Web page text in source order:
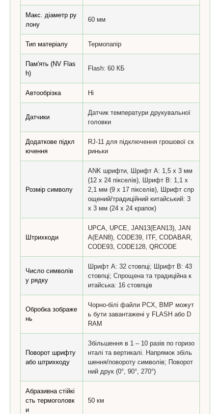
Макс. діаметр ру
лону
60 мм
Тип матеріалу Термопапір
Пам'ять (NV Flas
h)
Flash: 60 КБ
Автообрізка Ні
Датчики
Датчик температури друкувальної
головки
Додаткове підкл
ючення
RJ-11 для підключення грошової ск
риньки
Розмір символу
ANK шрифти, Шрифт A: 1,5 х 3 мм
(12 х 24 пікселів), Шрифт B: 1,1 х
2,1 мм (9 х 17 пікселів), Шрифт спр
ощений/традиційний китайський: 3
х 3 мм (24 х 24 крапок)
Штрихкоди
UPCA, UPCE, JAN13(EAN13), JAN
A(EAN8), CODE39, ITF, CODABAR,
CODE93, CODE128, QRCODE
Число символів
у рядку
Шрифт A: 32 стовпці; Шрифт B: 43
стовпці; Спрощена та традиційна к
итайська: 16 стовпців
Обробка зображе
нь
Чорно-білі файли PCX, BMP можут
ь бути завантажені у FLASH або D
RAM
Поворот шрифту
або штрихкоду
Збільшення в 1 – 10 разів по горизо
нталі та вертикалі. Напрямок збіль
шення/повороту символів; Поворот
ний друк (0°, 90°, 270°)
Абразивна стійкі
сть термоголовк
и
50 км